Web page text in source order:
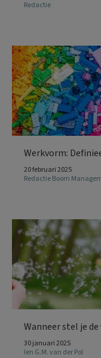
Redactie
Werkvorm:
20 februari 2025
Redactie Boom
Wanneer stel je
30 januari 2025
Ien G.M. van der Pol